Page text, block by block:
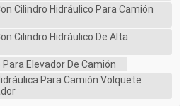
Cilindro Hidráulico Para Camión
Cilindro Hidráulico De Alta
Elevador De Camión
Para Camión Volquete